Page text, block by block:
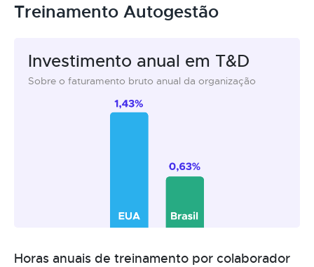
Treinamento Autogestão
Investimento anual em T&D
Sobre o faturamento bruto anual da organização
Horas anuais de treinamento por colaborador